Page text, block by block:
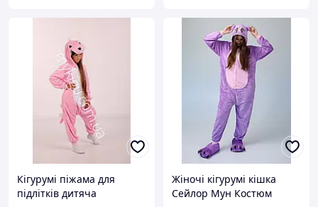
Кігурумі піжама для
підлітків дитяча
Жіночі кігурумі кішка
Сейлор Мун Костюм